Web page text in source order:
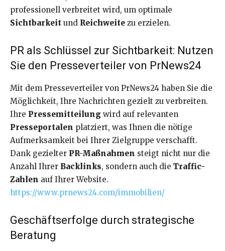
professionell verbreitet wird, um optimale
Sichtbarkeit und Reichweite zu erzielen.
PR als Schlüssel zur Sichtbarkeit: Nutzen
Sie den Presseverteiler von PrNews24
Mit dem Presseverteiler von PrNews24 haben Sie die
Möglichkeit, Ihre Nachrichten gezielt zu verbreiten.
Ihre Pressemitteilung wird auf relevanten
Presseportalen platziert, was Ihnen die nötige
Aufmerksamkeit bei Ihrer Zielgruppe verschafft.
Dank gezielter PR-Maßnahmen steigt nicht nur die
Anzahl Ihrer Backlinks, sondern auch die Traffic-
Zahlen auf Ihrer Website.
https://www.prnews24.com/immobilien/
Geschäftserfolge durch strategische
Beratung